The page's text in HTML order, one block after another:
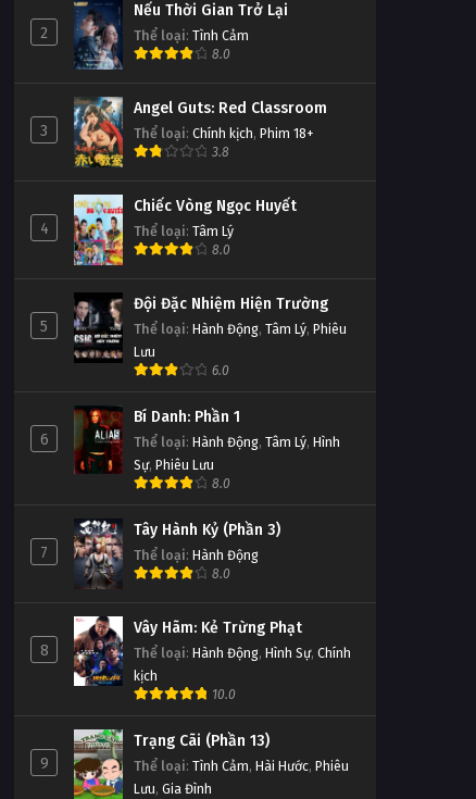
2
Nếu Thời Gian Trở Lại
Thể loại: Tình Cảm
8.0
3
Angel Guts: Red Classroom
Thể loại: Chính kịch, Phim 18+
3.8
4
Chiếc Vòng Ngọc Huyết
Thể loại: Tâm Lý
8.0
5
Đội Đặc Nhiệm Hiện Trường
Thể loại: Hành Động, Tâm Lý, Phiêu
Lưu
6.0
6
Bí Danh: Phần 1
Thể loại: Hành Động, Tâm Lý, Hình
Sự, Phiêu Lưu
8.0
7
Tây Hành Kỷ (Phần 3)
Thể loại: Hành Động
8.0
8
Vây Hãm: Kẻ Trừng Phạt
Thể loại: Hành Động, Hình Sự, Chính
kịch
10.0
9
Trạng Cãi (Phần 13)
Thể loại: Tình Cảm, Hài Hước, Phiêu
Lưu, Gia Đình